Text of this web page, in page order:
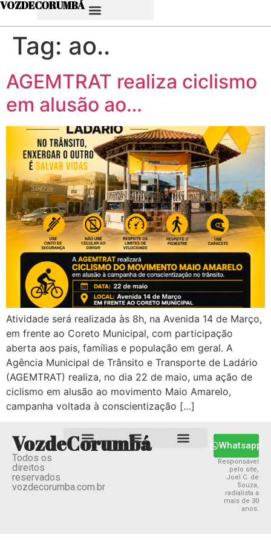
VOZDECORUMBÁ
Tag: ao..
AGEMTRAT realiza ciclismo
em alusão ao…
Atividade será realizada às 8h, na Avenida 14 de Março,
em frente ao Coreto Municipal, com participação
aberta aos pais, famílias e população em geral. A
Agência Municipal de Trânsito e Transporte de Ladário
(AGEMTRAT) realiza, no dia 22 de maio, uma ação de
ciclismo em alusão ao movimento Maio Amarelo,
campanha voltada à conscientização […]
VozdeCorumbá
Todos os
direitos
reservados
vozdecorumba.com.br
Whatsapp
Responsável
pelo site,
Joel C. de
Souza,
radialista a
mais de 30
anos.